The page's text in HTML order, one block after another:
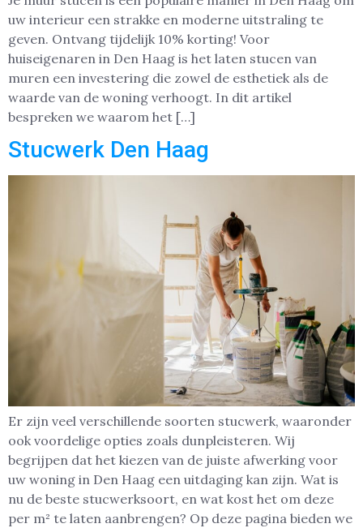
uw interieur een strakke en moderne uitstraling te
geven. Ontvang tijdelijk 10% korting! Voor
huiseigenaren in Den Haag is het laten stucen van
muren een investering die zowel de esthetiek als de
waarde van de woning verhoogt. In dit artikel
bespreken we waarom het […]
Stucwerk Den Haag
Er zijn veel verschillende soorten stucwerk, waaronder
ook voordelige opties zoals dunpleisteren. Wij
begrijpen dat het kiezen van de juiste afwerking voor
uw woning in Den Haag een uitdaging kan zijn. Wat is
nu de beste stucwerksoort, en wat kost het om deze
per m² te laten aanbrengen? Op deze pagina bieden we